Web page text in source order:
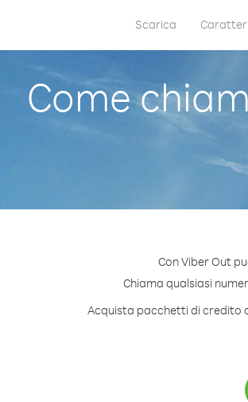
Scarica
Come
Con Viber Out
Chiama qualsiasi
Acquista pacchetti di credito